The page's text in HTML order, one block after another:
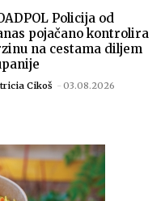
Policija od
pojačano kontrolira
na cestama diljem
Cikoš - 03.08.2026